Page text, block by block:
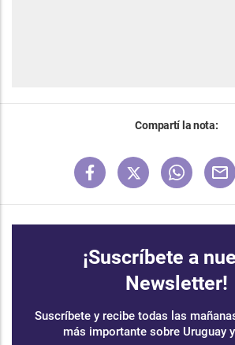
Compartí la nota:
¡Suscríbete a
Newsletter!
Suscríbete y recibe todas las
más importante sobre Uruguay